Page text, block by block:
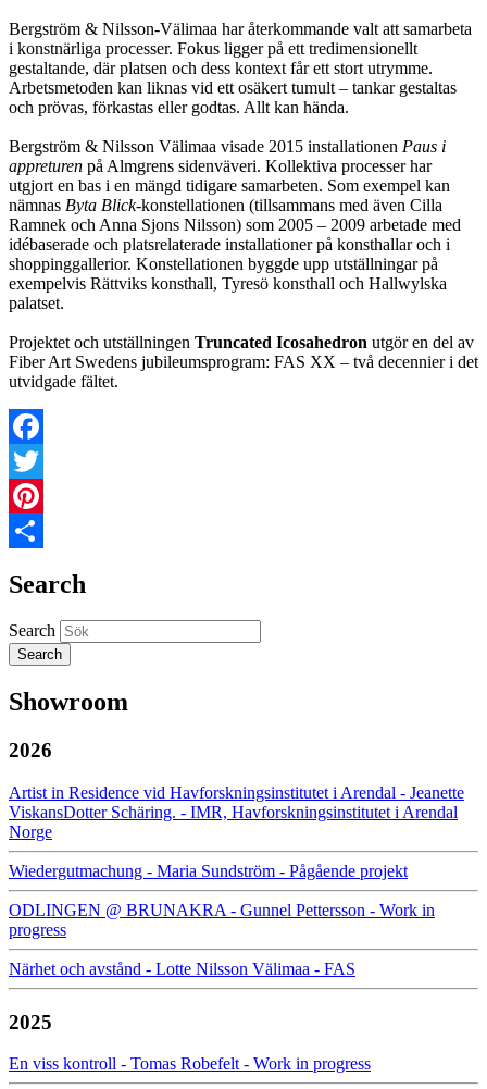
Bergström & Nilsson-Välimaa har återkommande valt att samarbeta
i konstnärliga processer. Fokus ligger på ett tredimensionellt
gestaltande, där platsen och dess kontext får ett stort utrymme.
Arbetsmetoden kan liknas vid ett osäkert tumult – tankar gestaltas
och prövas, förkastas eller godtas. Allt kan hända.
Bergström & Nilsson Välimaa visade 2015 installationen Paus i
appreturen på Almgrens sidenväveri. Kollektiva processer har
utgjort en bas i en mängd tidigare samarbeten. Som exempel kan
nämnas Byta Blick-konstellationen (tillsammans med även Cilla
Ramnek och Anna Sjons Nilsson) som 2005 – 2009 arbetade med
idébaserade och platsrelaterade installationer på konsthallar och i
shoppinggallerior. Konstellationen byggde upp utställningar på
exempelvis Rättviks konsthall, Tyresö konsthall och Hallwylska
palatset.
Projektet och utställningen Truncated Icosahedron utgör en del av
Fiber Art Swedens jubileumsprogram: FAS XX – två decennier i det
utvidgade fältet.
Facebook
Twitter
Pinterest
Search
Search
Showroom
2026
Artist in Residence vid Havforskningsinstitutet i Arendal - Jeanette
ViskansDotter Schäring. - IMR, Havforskningsinstitutet i Arendal
Norge
Wiedergutmachung - Maria Sundström - Pågående projekt
ODLINGEN @ BRUNAKRA - Gunnel Pettersson - Work in
progress
Närhet och avstånd - Lotte Nilsson Välimaa - FAS
2025
En viss kontroll - Tomas Robefelt - Work in progress